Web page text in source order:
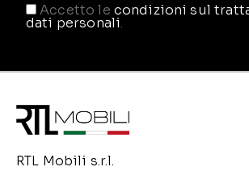
Accetto le condizioni sul
dati personali.
RTL Mobili s.r.l.